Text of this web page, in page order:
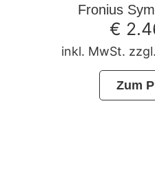
Fronius
€
inkl. MwSt.
Zum